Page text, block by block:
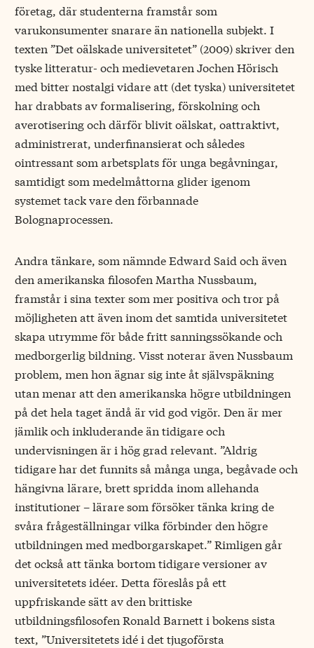
företag, där studenterna framstår som
varukonsumenter snarare än nationella subjekt. I
texten ”Det oälskade universitetet” (2009) skriver den
tyske litteratur- och medievetaren Jochen Hörisch
med bitter nostalgi vidare att (det tyska) universitetet
har drabbats av formalisering, förskolning och
averotisering och därför blivit oälskat, oattraktivt,
administrerat, underfinansierat och således
ointressant som arbetsplats för unga begåvningar,
samtidigt som medelmåttorna glider igenom
systemet tack vare den förbannade
Bolognaprocessen.
Andra tänkare, som nämnde Edward Said och även
den amerikanska filosofen Martha Nussbaum,
framstår i sina texter som mer positiva och tror på
möjligheten att även inom det samtida universitetet
skapa utrymme för både fritt sanningssökande och
medborgerlig bildning. Visst noterar även Nussbaum
problem, men hon ägnar sig inte åt självspäkning
utan menar att den amerikanska högre utbildningen
på det hela taget ändå är vid god vigör. Den är mer
jämlik och inkluderande än tidigare och
undervisningen är i hög grad relevant. ”Aldrig
tidigare har det funnits så många unga, begåvade och
hängivna lärare, brett spridda inom allehanda
institutioner – lärare som försöker tänka kring de
svåra frågeställningar vilka förbinder den högre
utbildningen med medborgarskapet.” Rimligen går
det också att tänka bortom tidigare versioner av
universitetets idéer. Detta föreslås på ett
uppfriskande sätt av den brittiske
utbildningsfilosofen Ronald Barnett i bokens sista
text, ”Universitetets idé i det tjugoförsta